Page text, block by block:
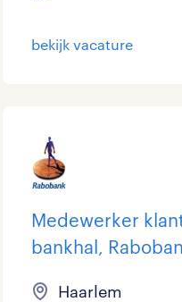
Zorg / Verpleging
bekijk vacature
Medewerker
bankhal,
Haarlem